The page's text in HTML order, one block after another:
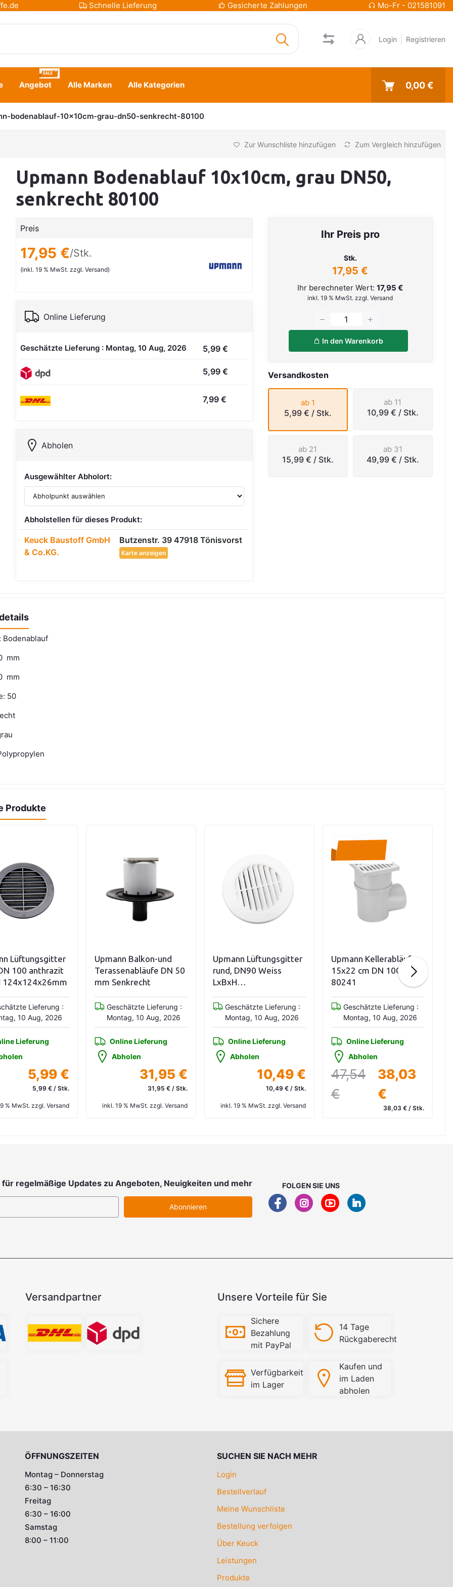
Schnelle Lieferung Gesicherte Zahlungen Mo-Fr - 021581091
Login Registrieren
Angebot Alle Marken Alle Kategorien 0,00 €
bodenablauf-10x10cm-grau-dn50-senkrecht-80100
Zur Wunschliste hinzufügen Zum Vergleich hinzufügen
Upmann Bodenablauf 10x10cm, grau DN50,
senkrecht 80100
Preis
17,95 €/Stk.
(inkl. 19 % MwSt. zzgl. Versand)
Online Lieferung
Geschätzte Lieferung : Montag, 10 Aug, 2026 5,99 €
5,99 €
7,99 €
Abholen
Ausgewählter Abholort:
Abholstellen für dieses Produkt:
Keuck Baustoff GmbH
& Co.KG.
Butzenstr. 39 47918 Tönisvorst
Karte anzeigen
Ihr Preis pro
Stk.
17,95 €
Ihr berechneter Wert:17,95 €
inkl. 19 % MwSt. zzgl. Versand
In den Warenkorb
Versandkosten
ab 1
5,99 € / Stk.
ab 11
10,99 € / Stk.
ab 21
15,99 € / Stk.
ab 31
49,99 € / Stk.
Bodenablauf
mm
mm
50
Produkte
Lüftungsgitter
100 anthrazit
124x124x26mm
Lieferung :
10 Aug, 2026
Lieferung
5,99 €
5,99 € / Stk.
% MwSt. zzgl. Versand
In den Warenkorb
Upmann Balkon-und
Terassenabläufe DN 50
mm Senkrecht
Geschätzte Lieferung :
Montag, 10 Aug, 2026
Online Lieferung
Abholen
31,95 €
31,95 € / Stk.
inkl. 19 % MwSt. zzgl. Versand
Upmann Lüftungsgitter
rund, DN90 Weiss
LxBxH
Geschätzte Lieferung :
Montag, 10 Aug, 2026
Online Lieferung
Abholen
10,49 €
10,49 € / Stk.
inkl. 19 % MwSt. zzgl. Versand
In den Warenkorb
Upmann Kellerabläufe
15x22 cm DN 100
80241
Geschätzte Lieferung :
Montag, 10 Aug, 2026
Online Lieferung
Abholen
47,54
€
38,03
€
38,03 € / Stk.
regelmäßige Updates zu Angeboten, Neuigkeiten und mehr
Abonnieren
FOLGEN SIE UNS
Versandpartner Unsere Vorteile für Sie
Sichere
Bezahlung
mit PayPal
14 Tage
Rückgaberecht
Verfügbarkeit
im Lager
Kaufen und
im Laden
abholen
ÖFFNUNGSZEITEN
Montag – Donnerstag
6:30 – 16:30
Freitag
6:30 – 16:00
Samstag
8:00 – 11:00
SUCHEN SIE NACH MEHR
Login
Bestellverlauf
Meine Wunschliste
Bestellung verfolgen
Über Keuck
Leistungen
Produkte